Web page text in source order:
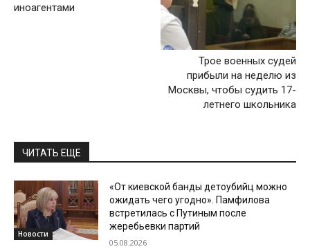
иноагентами
Трое военных судей
прибыли на неделю из
Москвы, чтобы судить 17-
летнего школьника
ЧИТАТЬ ЕЩЕ
Новости
«От киевской банды детоубийц можно
ожидать чего угодно». Памфилова
встретилась с Путиным после
жеребьевки партий
05.08.2026